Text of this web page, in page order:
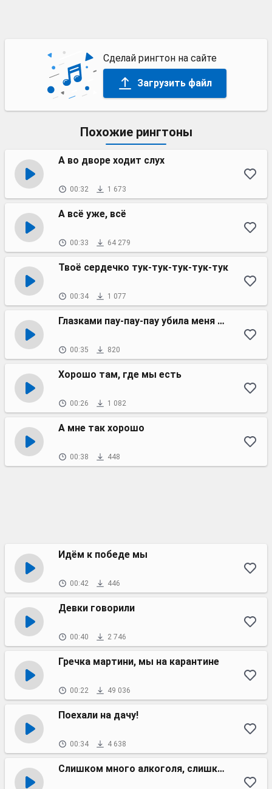
Сделай рингтон на сайте
Загрузить файл
Похожие рингтоны
А во дворе ходит слух
00:32 1 673
А всё уже, всё
00:33 64 279
Твоё сердечко тук-тук-тук-тук-тук
00:34 1 077
Глазками пау-пау-пау убила меня наповал
00:35 820
Хорошо там, где мы есть
00:26 1 082
А мне так хорошо
00:38 448
Идём к победе мы
00:42 446
Девки говорили
00:40 2 746
Гречка мартини, мы на карантине
00:22 49 036
Поехали на дачу!
00:34 4 638
Слишком много алкоголя, слишком мало Кока-Колы